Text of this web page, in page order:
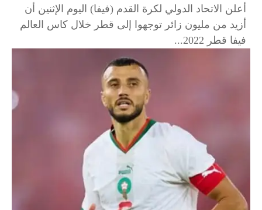
أعلن الاتحاد الدولي لكرة القدم (فيفا) اليوم الإثنين أن
أزيد من مليون زائر توجهوا إلى قطر خلال كاس العالم
فيفا قطر 2022...